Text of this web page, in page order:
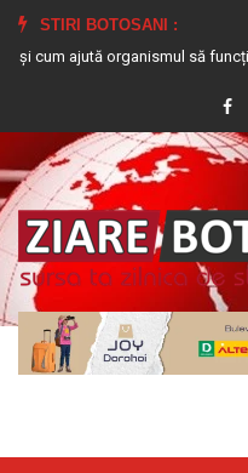
STIRI BOTOSANI :
ajută organismul să funcționeze